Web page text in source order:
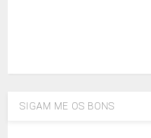
SIGAM ME OS BONS